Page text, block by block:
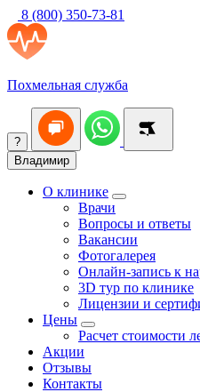
8 (800) 350-73-81
Похмельная служба
?
Владимир
О клинике
Врачи
Вопросы и ответы
Вакансии
Фотогалерея
Онлайн-запись к
3D тур по клинике
Лицензии и
Цены
Расчет стоимости
Акции
Отзывы
Контакты